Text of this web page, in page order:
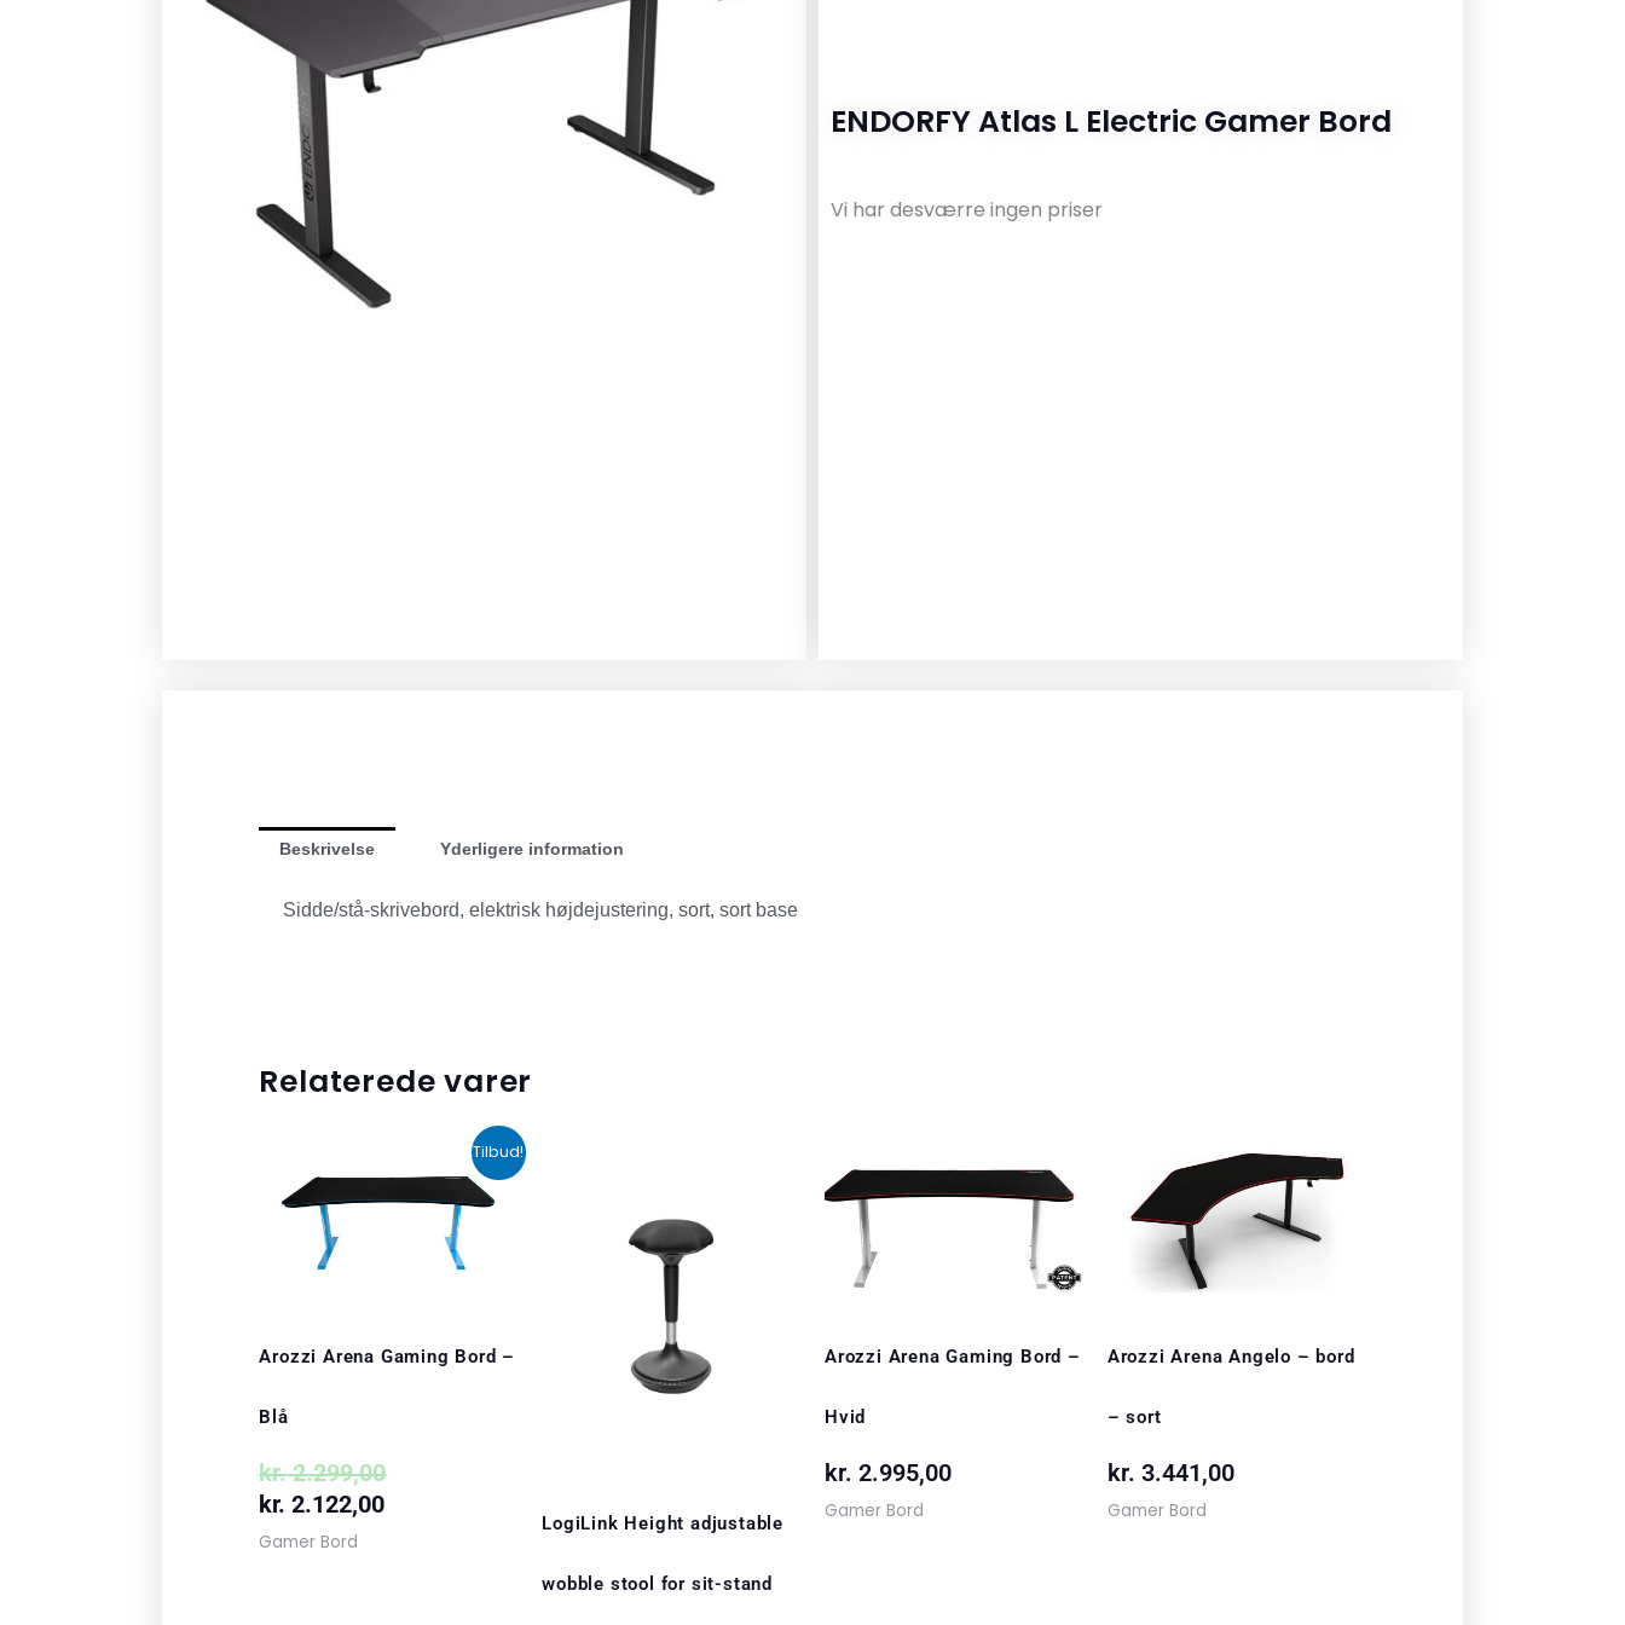
ENDORFY Atlas L Electric Gamer Bord
Vi har desværre ingen priser
Beskrivelse Yderligere information
Sidde/stå-skrivebord, elektrisk højdejustering, sort, sort base
Relaterede varer
Tilbud!
Arozzi Arena Gaming Bord –
Blå
kr.2.299,00
oprindelige
pris
kr. 2.299,00.
kr. 2.122,00
aktuelle
pris
kr. 2.122,00.
Gamer Bord
LogiLink Height adjustable
wobble stool for sit-stand
Arozzi Arena Gaming Bord –
Hvid
kr. 2.995,00
Gamer Bord
Arozzi Arena Angelo – bord
– sort
kr. 3.441,00
Gamer Bord